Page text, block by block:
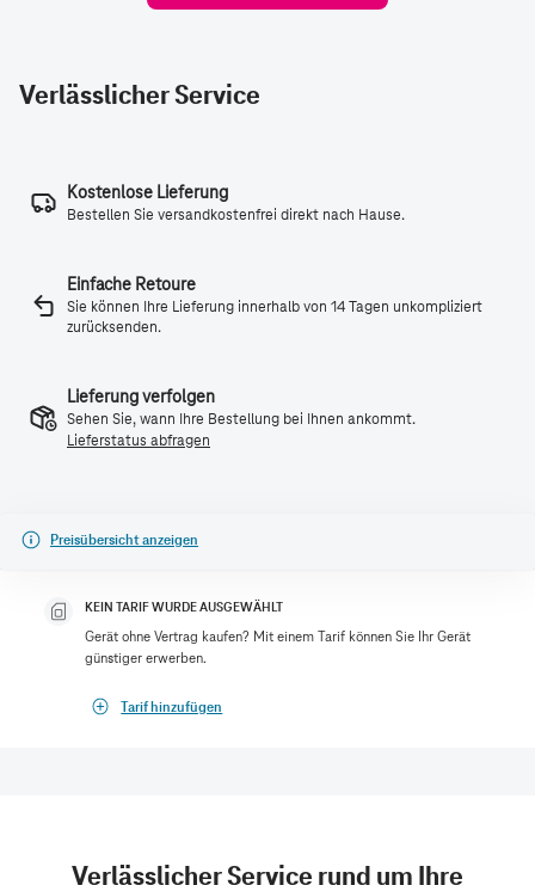
Verlässlicher Service
Kostenlose Lieferung
Bestellen Sie versandkostenfrei direkt nach Hause.
Einfache Retoure
Sie können Ihre Lieferung innerhalb von 14 Tagen unkompliziert
zurücksenden.
Lieferung verfolgen
Sehen Sie, wann Ihre Bestellung bei Ihnen ankommt.
Lieferstatus abfragen
Preisübersicht anzeigen
KEIN TARIF WURDE AUSGEWÄHLT
Gerät ohne Vertrag kaufen? Mit einem Tarif können Sie Ihr Gerät
günstiger erwerben.
Tarif hinzufügen